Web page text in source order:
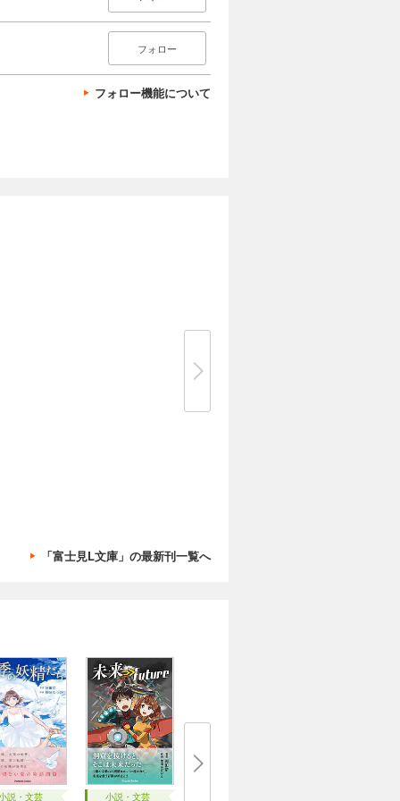
フォロー
フォロー機能について
「富士見L文庫」の最新刊一覧へ
説・文芸 小説・文芸